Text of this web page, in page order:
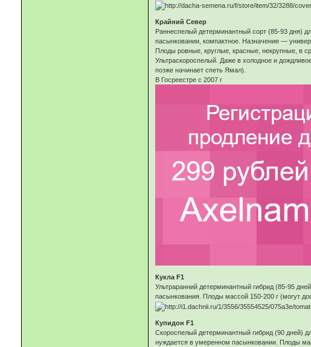
Крайний Север
Раннеспелый детерминантный сорт (85-93 дня)
пасынковании, компактное. Назначение —
Плоды ровные, круглые, красные, некрупные, в
Ультраскороспелый. Даже в холодное и
позже начинает спеть Ямал).
В Госреестре с 2007 г
Кукла F1
Ультраранний детерминантный гибрид (85-95
пасынкования. Плоды массой 150-200 г (могут
Купидон F1
Скороспелый детерминантный гибрид (90 дней)
нуждается в умеренном пасынковании. Плоды